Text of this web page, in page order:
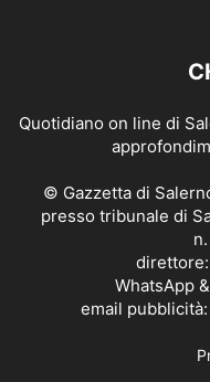
Quotidiano on line di
© Gazzetta di
presso tribunale di
WhatsApp
email